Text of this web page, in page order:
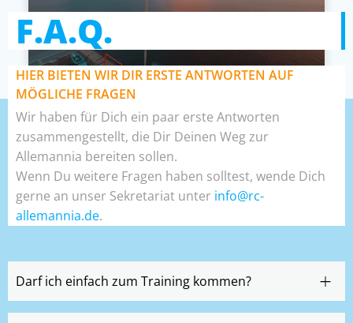
F.A.Q.
HIER BIETEN WIR DIR ERSTE ANTWORTEN AUF
MÖGLICHE FRAGEN
Wir haben für Dich ein paar erste Antworten
zusammengestellt, die Dir Deinen Weg zur
Allemannia bereiten sollen.
Wenn Du weitere Fragen haben solltest, wende Dich
gerne an unser Sekretariat unter info@rc-
allemannia.de.
Darf ich einfach zum Training kommen?